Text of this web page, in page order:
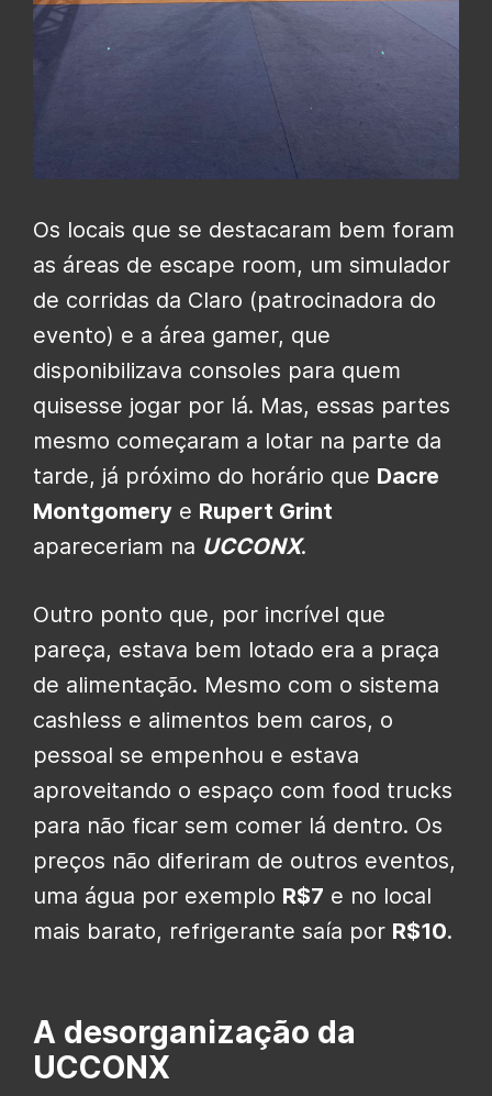
Os locais que se destacaram bem foram
as áreas de escape room, um simulador
de corridas da Claro (patrocinadora do
evento) e a área gamer, que
disponibilizava consoles para quem
quisesse jogar por lá. Mas, essas partes
mesmo começaram a lotar na parte da
tarde, já próximo do horário que Dacre
Montgomery e Rupert Grint
apareceriam na UCCONX.
Outro ponto que, por incrível que
pareça, estava bem lotado era a praça
de alimentação. Mesmo com o sistema
cashless e alimentos bem caros, o
pessoal se empenhou e estava
aproveitando o espaço com food trucks
para não ficar sem comer lá dentro. Os
preços não diferiram de outros eventos,
uma água por exemplo R$7 e no local
mais barato, refrigerante saía por R$10.
A desorganização da
UCCONX